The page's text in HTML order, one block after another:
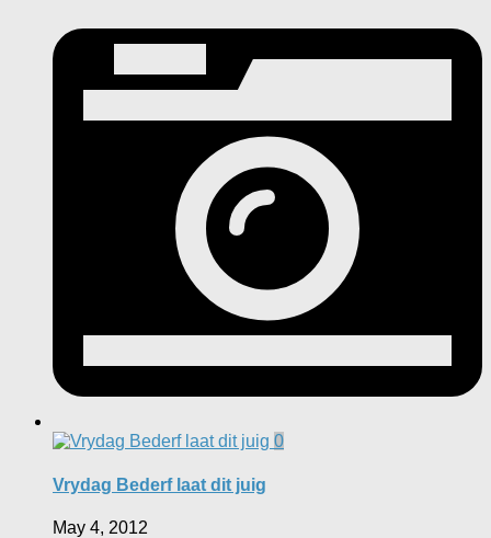
0
Vrydag Bederf laat dit juig
May 4, 2012